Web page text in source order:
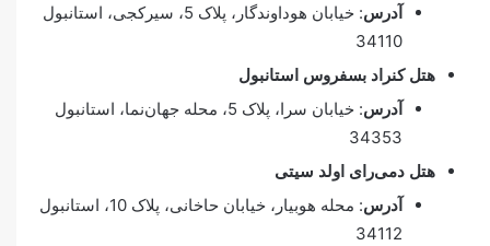
آدرس
: خیابان هوداوندگار، پلاک 5، سیرکجی، استانبول
34110
هتل کنراد بسفروس استانبول
آدرس
: خیابان سرا، پلاک 5، محله جهان‌نما، استانبول
34353
هتل دمی‌رای اولد سیتی
آدرس
: محله هوبیار، خیابان حاخانی، پلاک 10، استانبول
34112